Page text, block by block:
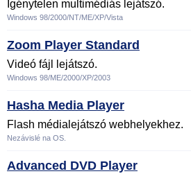
Igénytelen multimédiás lejátszó.
Windows 98/2000/NT/ME/XP/Vista
Zoom Player Standard
Videó fájl lejátszó.
Windows 98/ME/2000/XP/2003
Hasha Media Player
Flash médialejátszó webhelyekhez.
Nezávislé na OS.
Advanced DVD Player